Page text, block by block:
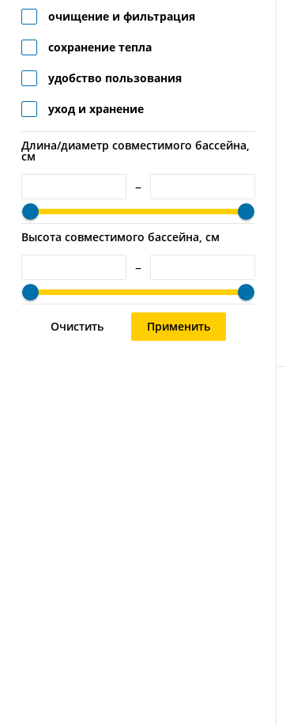
очищение и фильтрация
сохранение тепла
удобство пользования
уход и хранение
Длина/диаметр совместимого бассейна,
см
–
Высота совместимого бассейна, см
–